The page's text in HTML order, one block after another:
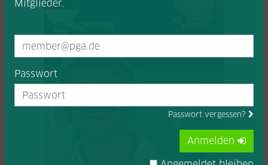
Mitglieder.
Passwort
Passwort vergessen?
Anmelden